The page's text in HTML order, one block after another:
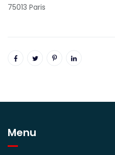
75013 Paris
Menu